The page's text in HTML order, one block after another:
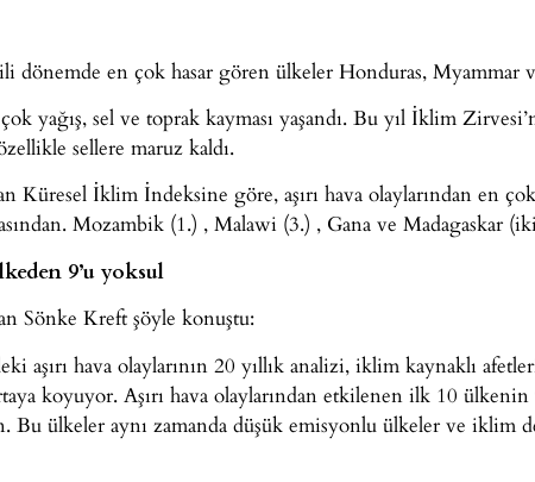
dönemde en çok hasar gören ülkeler Honduras, Myammar
yağış, sel ve toprak kayması yaşandı. Bu yıl İklim
sellere maruz kaldı.
Küresel İklim İndeksine göre, aşırı hava olaylarından en
Mozambik (1.) , Malawi (3.) , Gana ve Madagaskar
9’u yoksul
Sönke Kreft şöyle konuştu:
aşırı hava olaylarının 20 yıllık analizi, iklim kaynaklı
koyuyor. Aşırı hava olaylarından etkilenen ilk 10
Bu ülkeler aynı zamanda düşük emisyonlu ülkeler ve iklim